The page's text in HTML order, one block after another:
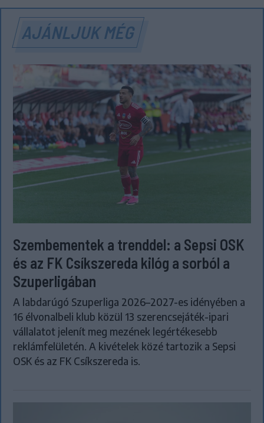
AJÁNLJUK MÉG
Szembementek a trenddel: a Sepsi OSK
és az FK Csíkszereda kilóg a sorból a
Szuperligában
A labdarúgó Szuperliga 2026–2027-es idényében a
16 élvonalbeli klub közül 13 szerencsejáték-ipari
vállalatot jelenít meg mezének legértékesebb
reklámfelületén. A kivételek közé tartozik a Sepsi
OSK és az FK Csíkszereda is.